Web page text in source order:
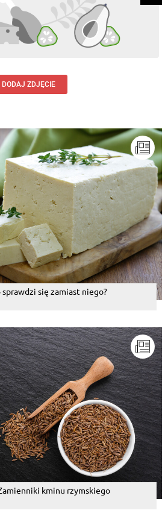
DODAJ ZDJĘCIE
się zamiast niego?
kminu rzymskiego